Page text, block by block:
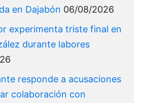
en Dajabón 06/08/2026
experimenta triste final en
durante labores
responde a acusaciones
colaboración con